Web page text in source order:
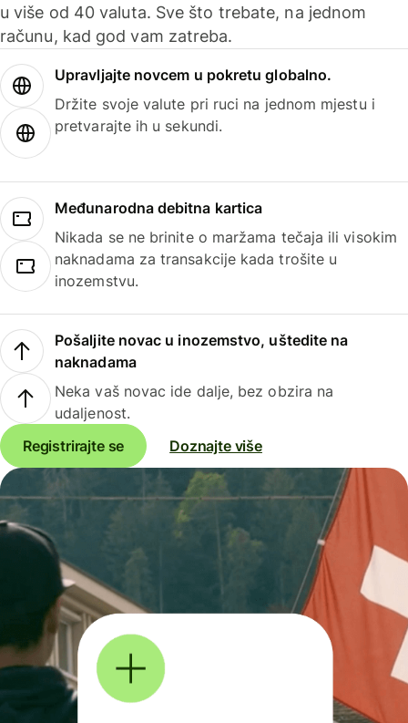
u više od 40 valuta. Sve što trebate, na jednom
računu, kad god vam zatreba.
Upravljajte novcem u pokretu globalno.
Držite svoje valute pri ruci na jednom mjestu i
pretvarajte ih u sekundi.
Međunarodna debitna kartica
Nikada se ne brinite o maržama tečaja ili visokim
naknadama za transakcije kada trošite u
inozemstvu.
Pošaljite novac u inozemstvo, uštedite na
naknadama
Neka vaš novac ide dalje, bez obzira na
udaljenost.
Registrirajte se
Doznajte više